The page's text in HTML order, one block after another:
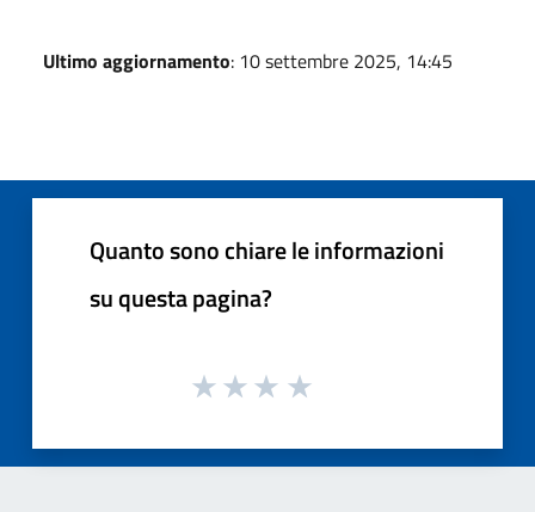
Ultimo aggiornamento: 10 settembre 2025, 14:45
Quanto sono chiare le informazioni
su questa pagina?